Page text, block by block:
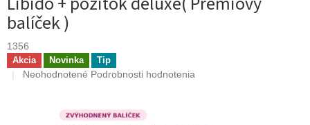
balíček )
1356
Akcia Novinka Tip
Priemerné
Neohodnotené Podrobnosti hodnotenia